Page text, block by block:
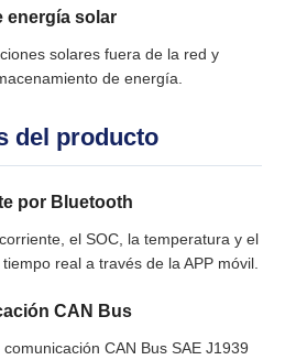
energía solar
solares fuera de la red y
de energía.
del producto
por Bluetooth
el SOC, la temperatura y el
real a través de la APP móvil.
CAN Bus
CAN Bus SAE J1939